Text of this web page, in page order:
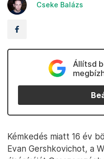
Cseke Balázs
Állítsd
Kémkedés miatt 16 év
Evan Gershkovichot, a